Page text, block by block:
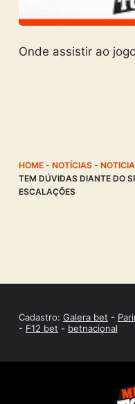
Onde assistir ao
HOME- NOTÍCIAS-
TEM DÚVIDAS DIANTE DO
ESCALAÇÕES
Cadastro: Galera bet -
- F12 bet - betnacional